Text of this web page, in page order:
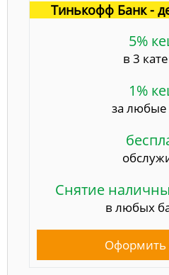
Тинькофф Банк -
5%
в 3
1%
за любые
Снятие
в любых
Оформить